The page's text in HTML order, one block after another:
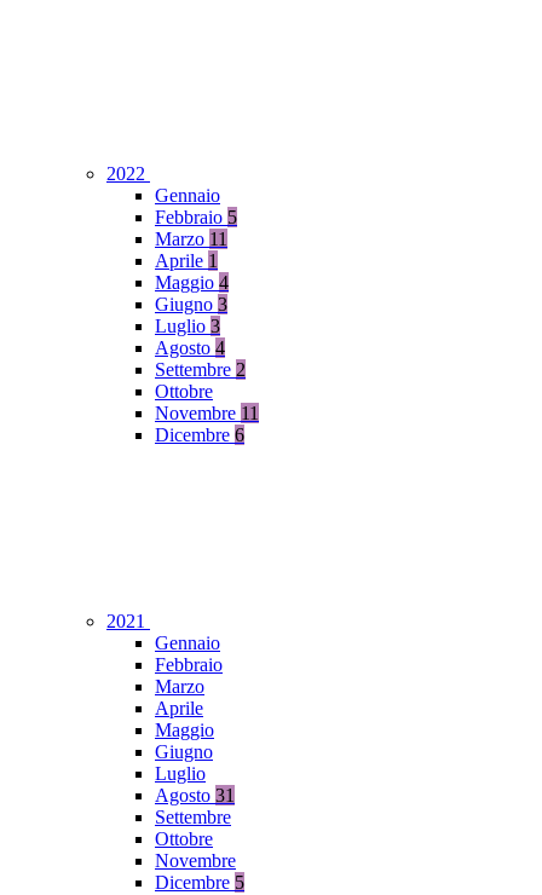
2022
Gennaio
Febbraio 5
Marzo 11
Aprile 1
Maggio 4
Giugno 3
Luglio 3
Agosto 4
Settembre 2
Ottobre
Novembre 11
Dicembre 6
2021
Gennaio
Febbraio
Marzo
Aprile
Maggio
Giugno
Luglio
Agosto 31
Settembre
Ottobre
Novembre
Dicembre 5